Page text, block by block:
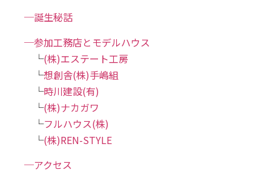
─誕生秘話
─参加工務店とモデルハウス
└(株)エステート工房
└想創舎(株)手嶋組
└時川建設(有)
└(株)ナカガワ
└フルハウス(株)
└(株)REN-STYLE
─アクセス